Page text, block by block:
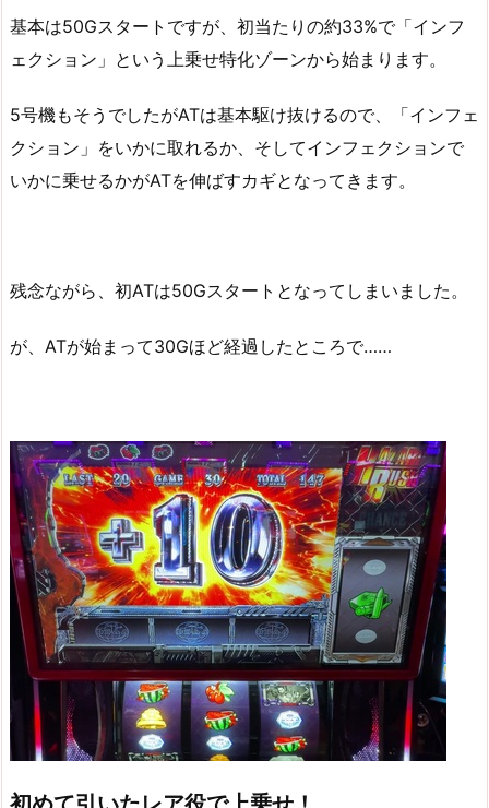
基本は50Gスタートですが、初当たりの約33%で「インフ
ェクション」という上乗せ特化ゾーンから始まります。
5号機もそうでしたがATは基本駆け抜けるので、「インフェ
クション」をいかに取れるか、そしてインフェクションで
いかに乗せるかがATを伸ばすカギとなってきます。
残念ながら、初ATは50Gスタートとなってしまいました。
が、ATが始まって30Gほど経過したところで……